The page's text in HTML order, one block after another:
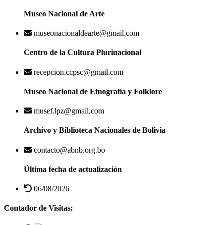
Museo Nacional de Arte
museonacionaldearte@gmail.com
Centro de la Cultura Plurinacional
recepcion.ccpsc@gmail.com
Museo Nacional de Etnografía y Folklore
musef.lpz@gmail.com
Archivo y Biblioteca Nacionales de Bolivia
contacto@abnb.org.bo
Última fecha de actualización
06/08/2026
Contador de Visitas: